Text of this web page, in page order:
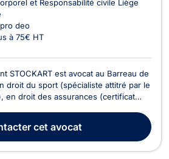
et Responsabilité civile Liège
deo
à 75€ HT
STOCKART est avocat au Barreau de
droit du sport (spécialiste attitré par le
en droit des assurances (certificat
droit de la construction, droit du
cet avocat